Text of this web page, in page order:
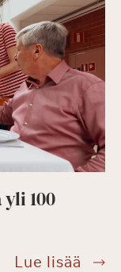
100
Lue lisää